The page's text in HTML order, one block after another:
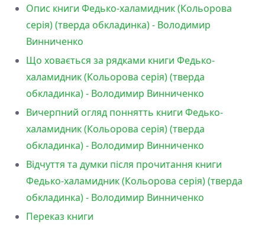
Опис книги Федько-халамидник (Кольорова
серія) (тверда обкладинка) - Володимир
Винниченко
Що ховається за рядками книги Федько-
халамидник (Кольорова серія) (тверда
обкладинка) - Володимир Винниченко
Вичерпний огляд поннятть книги Федько-
халамидник (Кольорова серія) (тверда
обкладинка) - Володимир Винниченко
Відчуття та думки після прочитання книги
Федько-халамидник (Кольорова серія) (тверда
обкладинка) - Володимир Винниченко
Переказ книги